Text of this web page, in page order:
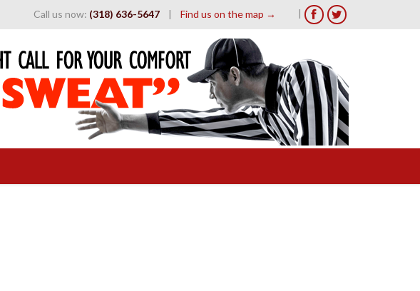
Call us now: (318) 636-5647 | Find us on the map → |  